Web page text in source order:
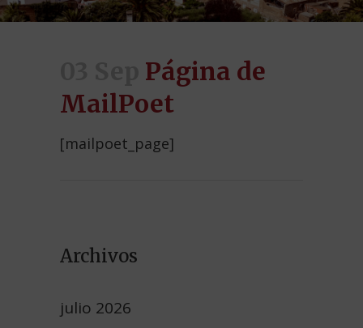
Página de
MailPoet
[mailpoet_page]
Archivos
julio 2026